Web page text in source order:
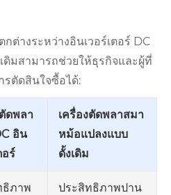
ต่างระหว่างอินเวอร์เตอร์ DC
ดิมสามารถช่วยให้ธุรกิจและผู้ที่
รตัดสินใจซื้อได้:
ดพลา
อิน
อร์
เครื่องตัดพลาสมา
หม้อแปลงแบบ
ดั้งเดิม
ธิภาพ
ประสิทธิภาพปาน